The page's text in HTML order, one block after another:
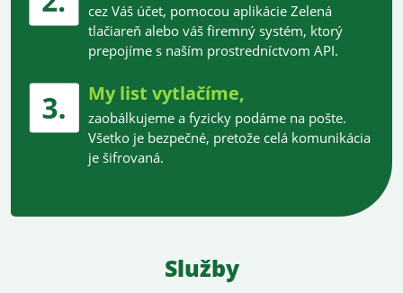
cez Váš účet, pomocou aplikácie Zelená
tlačiareň alebo váš firemný systém, ktorý
prepojíme s naším prostredníctvom API.
My list vytlačíme,
zaobálkujeme a fyzicky podáme na pošte.
Všetko je bezpečné, pretože celá komunikácia
je šifrovaná.
Služby